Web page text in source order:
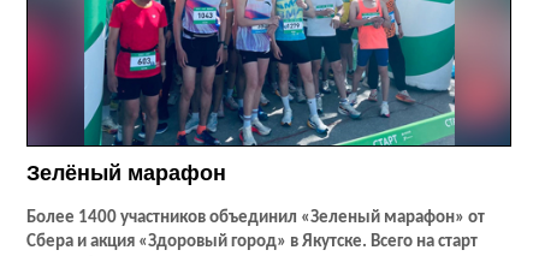
Зелёный марафон
Более 1400 участников объединил «Зеленый марафон» от
Сбера и акция «Здоровый город» в Якутске. Всего на старт